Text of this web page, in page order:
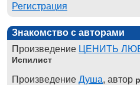
Регистрация
Знакомство с авторами
Произведение ЦЕНИТЬ
Испилист
Произведение Душа, автор